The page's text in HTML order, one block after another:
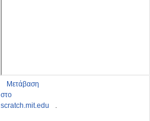
Μετάβαση
στο
scratch.mit.edu
.